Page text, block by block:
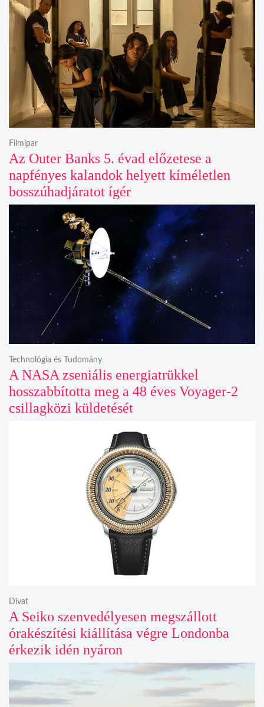
Az Outer Banks 5. évad előzetese a
napfényes kalandok helyett kíméletlen
bosszúhadjáratot ígér
Filmipar
A NASA zseniális energiatrükkel
hosszabbította meg a 48 éves Voyager-2
csillagközi küldetését
Technológia és Tudomány
A Seiko szenvedélyesen megszállott
órakészítési kiállítása végre Londonba
érkezik idén nyáron
Divat